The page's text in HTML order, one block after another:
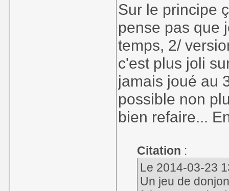
Sur le principe
pense pas que
temps, 2/
c'est plus joli
jamais joué au
possible non
bien refaire...
Citation :
Le 2014-03-23
Un jeu de